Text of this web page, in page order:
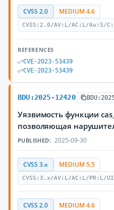
CVSS 2.0 MEDIUM 4.6
CVSS:2.0/AV:L/AC:L/Au:S/
REFERENCES
CVE-2023-53439
CVE-2023-53439
BDU:2025-12420
Уязвимость функции
позволяющая
PUBLISHED: 2025-09-30
CVSS 3.x MEDIUM 5.5
CVSS:3.x/AV:L/AC:L/PR:L/
CVSS 2.0 MEDIUM 4.6